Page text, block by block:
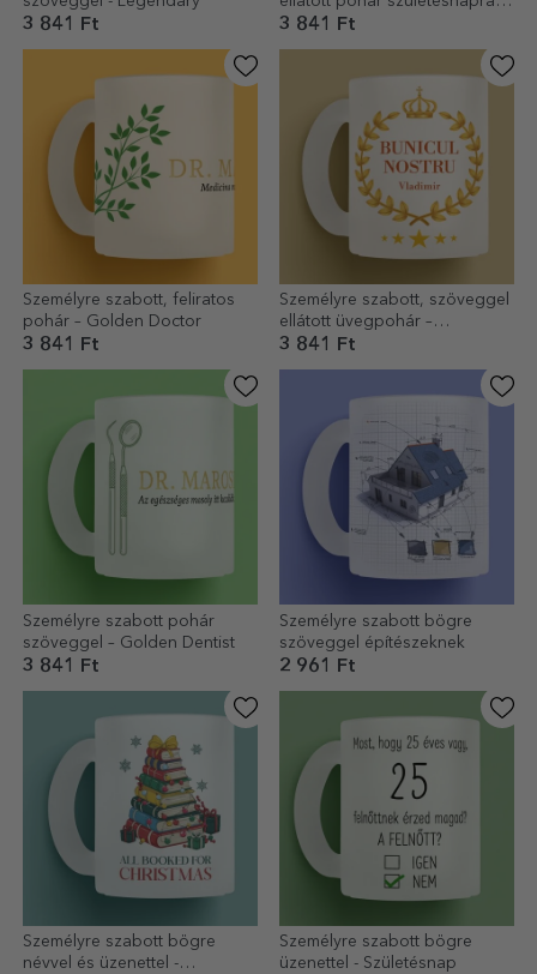
3 841 Ft
Level Unlocked
3 841 Ft
Személyre szabott, feliratos
pohár – Golden Doctor
3 841 Ft
Személyre szabott, szöveggel
ellátott üvegpohár –
Nagyapánk
3 841 Ft
Személyre szabott pohár
szöveggel – Golden Dentist
3 841 Ft
Személyre szabott bögre
szöveggel építészeknek
2 961 Ft
Személyre szabott bögre
névvel és üzenettel -
Személyre szabott bögre
üzenettel - Születésnap